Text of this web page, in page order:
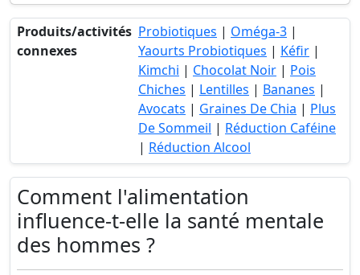
Produits/activités
connexes
Probiotiques | Oméga-3 |
Yaourts Probiotiques | Kéfir |
Kimchi | Chocolat Noir | Pois
Chiches | Lentilles | Bananes |
Avocats | Graines De Chia | Plus
De Sommeil | Réduction Caféine
| Réduction Alcool
Comment l'alimentation
influence-t-elle la santé mentale
des hommes ?